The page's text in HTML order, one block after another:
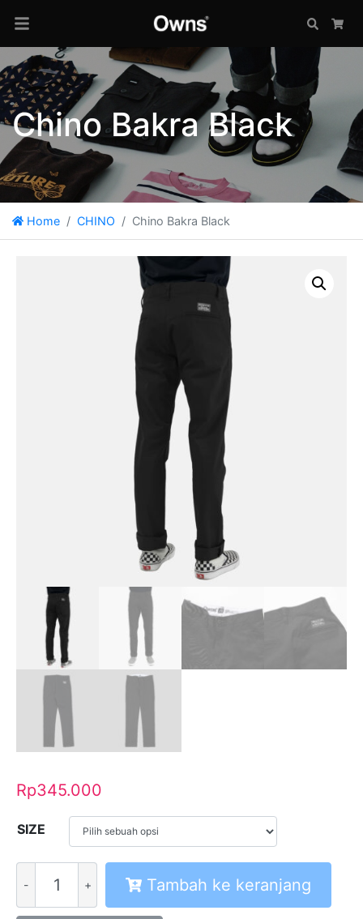
Search
Chino Bakra Black
Home CHINO Chino Bakra Black
Rp345.000
SIZE
Chino
Bakra
Tambah ke keranjang